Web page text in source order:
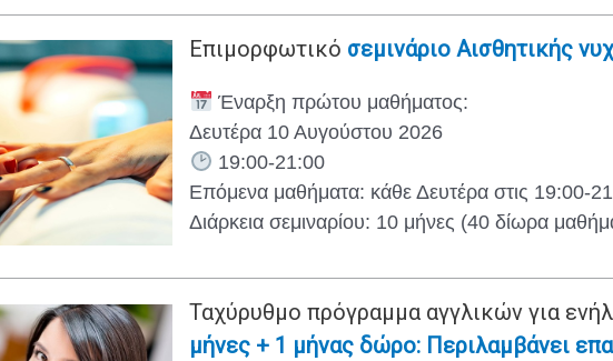
Επιμορφωτικό σεμινάριο Αισθητικής
Έναρξη πρώτου μαθήματος:
Δευτέρα 10 Αυγούστου 2026
19:00-21:00
Επόμενα μαθήματα: κάθε Δευτέρα στις 19:00-
Διάρκεια σεμιναρίου: 10 μήνες (40 δίωρα
Ταχύρυθμο πρόγραμμα αγγλικών για
μήνες + 1 μήνας δώρο: Περιλαμβάνει